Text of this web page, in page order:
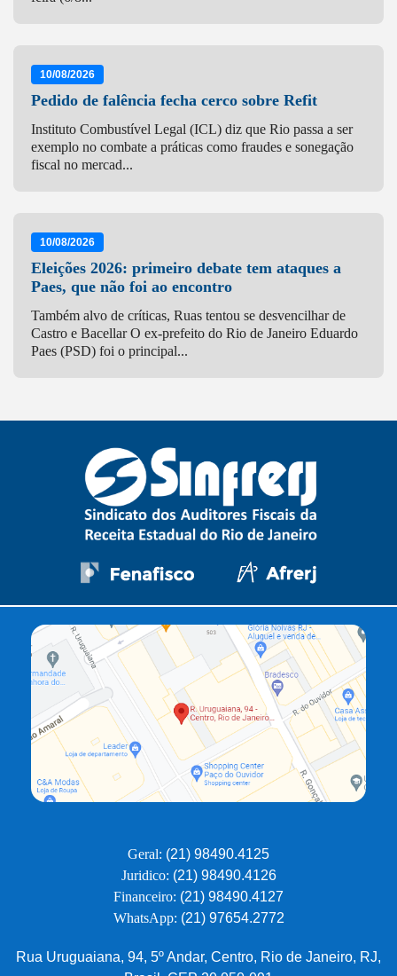
10/08/2026
Pedido de falência fecha cerco sobre Refit
Instituto Combustível Legal (ICL) diz que Rio passa a ser
exemplo no combate a práticas como fraudes e sonegação
fiscal no mercad...
10/08/2026
Eleições 2026: primeiro debate tem ataques a
Paes, que não foi ao encontro
Também alvo de críticas, Ruas tentou se desvencilhar de
Castro e Bacellar O ex-prefeito do Rio de Janeiro Eduardo
Paes (PSD) foi o principal...
Geral: (21) 98490.4125
Juridico: (21) 98490.4126
Financeiro: (21) 98490.4127
WhatsApp: (21) 97654.2772
Rua Uruguaiana, 94, 5º Andar, Centro, Rio de Janeiro, RJ,